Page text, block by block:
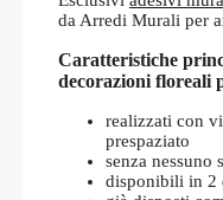
da Arredi Murali per
Caratteristiche
decorazioni floreali
realizzati con
prespaziato
senza nessuno
disponibili in 2